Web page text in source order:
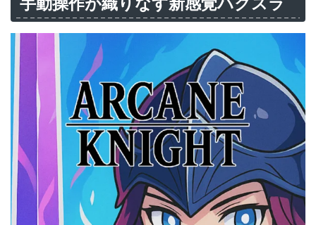
手動操作が織りなす新感覚ハクスラ